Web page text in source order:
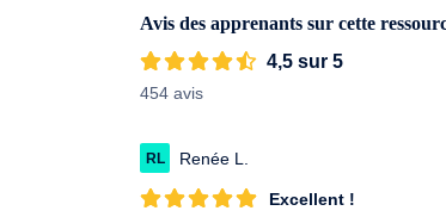
connaissances.
Avis des apprenants sur cette
4,5 sur 5
454 avis
RL Renée L.
Excellent !